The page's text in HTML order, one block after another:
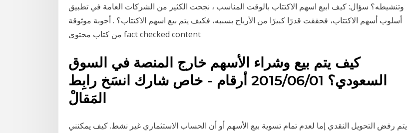
وتنشيطه؟ سؤال: كيف ابيع اسهم الاكتتاب بالوقت المناسب ، نجحت الكثير من الشركات العامة في تطبيق
أسلوب أسهم الاكتتاب، فحققت قدرًا كبيرًا من الأرباح بسببه، فكيف يتم بيع اسهم الاكتتاب؟ . أجوبة موثوقة
من كتاب محتوى fact checked content
كيف يتم بيع وشراء الأسهم خارج المنصة في السوق
السعودي؟ 2015/06/01 أرقام - خاص شارك انسَخ رابِط
المَقالْ
يتم رفض التحويل النقدي إما لعدم تمام تسوية بيع الأسهم أو أن الحساب الاستثماري غير نشط. كيف يمكنني